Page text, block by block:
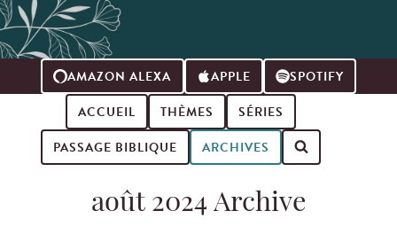
AMAZON ALEXA APPLE
SPOTIFY
ACCUEIL
THÈMES
SÉRIES
PASSAGE BIBLIQUE
ARCHIVES
Search for podcast episodes
août 2024 Archive